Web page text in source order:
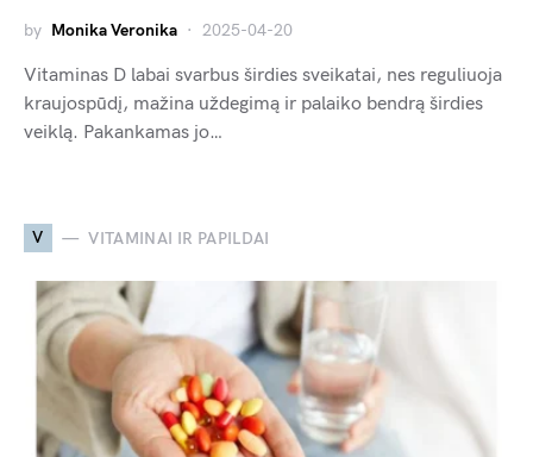
by Monika Veronika 2025-04-20
Vitaminas D labai svarbus širdies sveikatai, nes reguliuoja
kraujospūdį, mažina uždegimą ir palaiko bendrą širdies
veiklą. Pakankamas jo…
V VITAMINAI IR PAPILDAI